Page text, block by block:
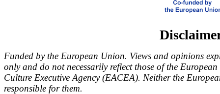
Funded by the European Union. Views and opinions
only and do not necessarily reflect those of the
Culture Executive Agency (EACEA). Neither the
responsible for them.